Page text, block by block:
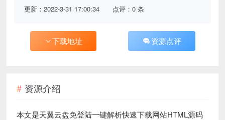
更新：2022-3-31 17:00:34 点评：0 条
下载地址 资源点评
资源介绍
本文是天翼云盘免登陆一键解析快速下载网站HTML源码